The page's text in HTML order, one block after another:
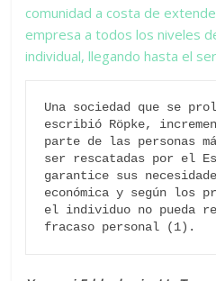
comunidad a costa de
empresa a todos los niveles
individual, llegando hasta el
Una sociedad que se
escribió Röpke,
parte de las personas
ser rescatadas por el
garantice sus
económica y según los
el individuo no pueda
fracaso personal (1).